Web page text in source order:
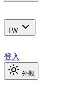
TW
登入
外觀